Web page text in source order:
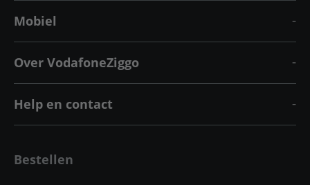
Mobiel
Over VodafoneZiggo
Help en contact
Bestellen